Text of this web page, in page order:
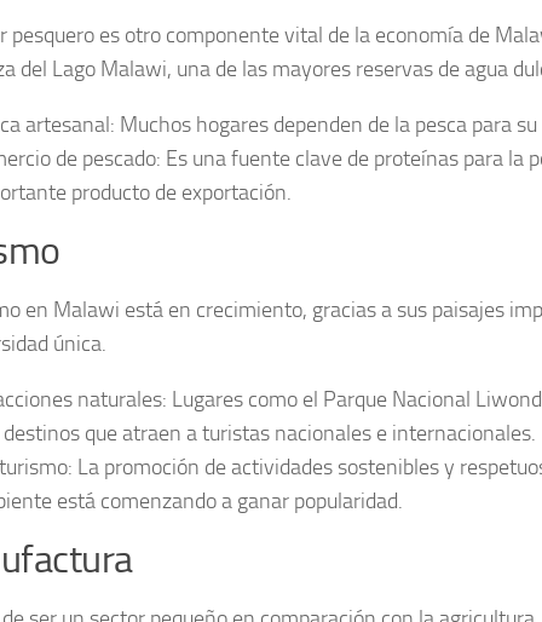
pesquero es otro componente vital de la economía de
del Lago Malawi, una de las mayores reservas de agua
artesanal: Muchos hogares dependen de la pesca para
de pescado: Es una fuente clave de proteínas para la
producto de exportación.
en Malawi está en crecimiento, gracias a sus paisajes
única.
naturales: Lugares como el Parque Nacional
que atraen a turistas nacionales e internacionales.
La promoción de actividades sostenibles y
está comenzando a ganar popularidad.